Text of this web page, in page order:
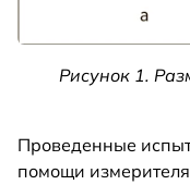
Рисунок 1.
Проведенные
помощи